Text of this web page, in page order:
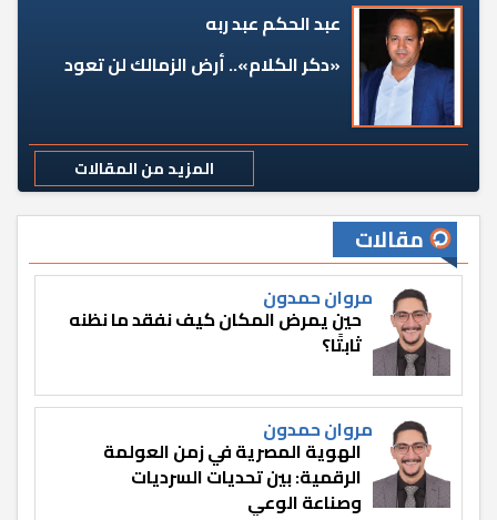
عبد الحكم عبد ربه
«دكر الكلام».. أرض الزمالك لن تعود
المزيد من المقالات
مقالات
مروان حمدون
حين يمرض المكان كيف نفقد ما نظنه
ثابتًا؟
مروان حمدون
الهوية المصرية في زمن العولمة
الرقمية: بين تحديات السرديات
وصناعة الوعي